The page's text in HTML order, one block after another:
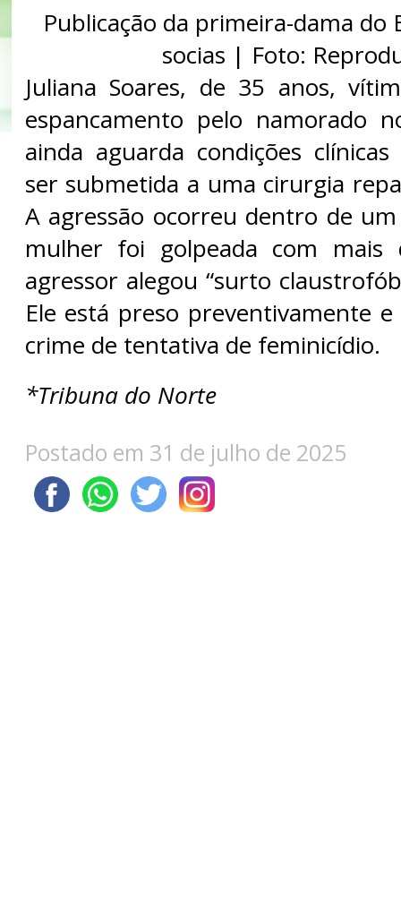
Publicação da primeira-dama do
socias | Foto:
Juliana Soares, de 35 anos,
espancamento pelo namorado
ainda aguarda condições
ser submetida a uma cirurgia
A agressão ocorreu dentro de
mulher foi golpeada com mais
agressor alegou “surto
Ele está preso preventivamente
crime de tentativa de feminicídio.
*Tribuna do Norte
Postado em 31 de julho de 2025